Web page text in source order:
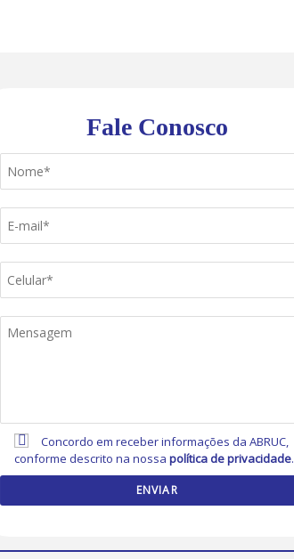
Fale Conosco
Concordo em receber informações da ABRUC,
conforme descrito na nossa política de privacidade.